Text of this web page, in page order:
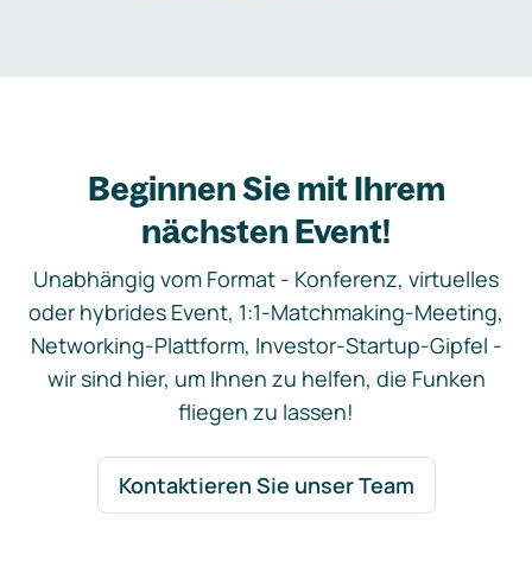
Beginnen Sie mit Ihrem
nächsten Event!
Unabhängig vom Format - Konferenz, virtuelles
oder hybrides Event, 1:1-Matchmaking-Meeting,
Networking-Plattform, Investor-Startup-Gipfel -
wir sind hier, um Ihnen zu helfen, die Funken
fliegen zu lassen!
Kontaktieren Sie unser Team